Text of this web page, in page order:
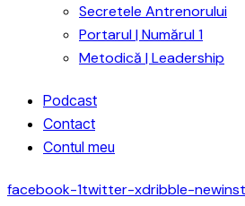
Secretele Antrenorului
Portarul | Numărul 1
Metodică | Leadership
Podcast
Contact
Contul meu
facebook-1twitter-xdribble-new